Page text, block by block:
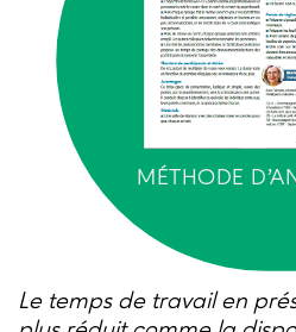
MÉTHODE
Le temps de travail en